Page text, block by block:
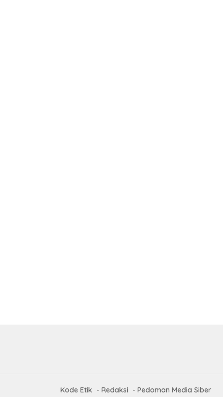
Kode Etik Redaksi Pedoman Media Siber